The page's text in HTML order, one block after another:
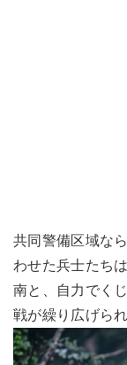
共同警備区域な
わせた兵士たち
南と、自力でく
戦が繰り広げら